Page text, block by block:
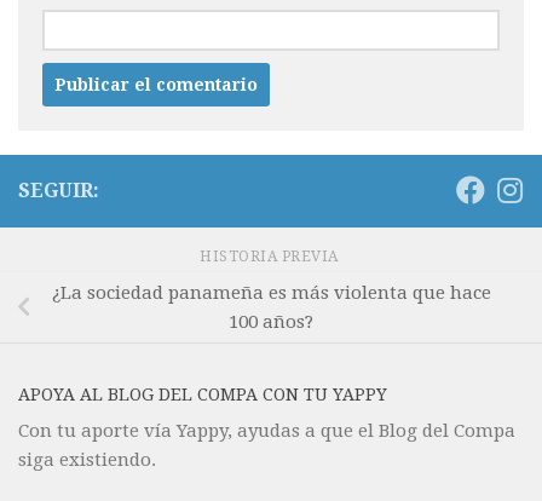
SEGUIR:
HISTORIA PREVIA
¿La sociedad panameña es más violenta que hace
100 años?
APOYA AL BLOG DEL COMPA CON TU YAPPY
Con tu aporte vía Yappy, ayudas a que el Blog del Compa
siga existiendo.